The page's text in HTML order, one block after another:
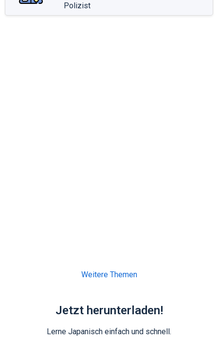
Polizist
Weitere Themen
Jetzt herunterladen!
Lerne Japanisch einfach und schnell.